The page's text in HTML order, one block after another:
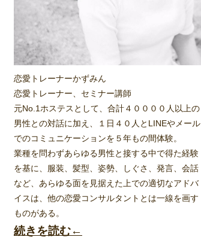
恋愛トレーナーかずみん
恋愛トレーナー、セミナー講師
元No.1ホステスとして、合計４００００人以上の
男性との対話に加え、１日４０人とLINEやメール
でのコミュニケーションを５年もの間体験。
業種を問わずあらゆる男性と接する中で得た経験
を基に、服装、髪型、姿勢、しぐさ、発言、会話
など、あらゆる面を見据えた上での適切なアドバ
イスは、他の恋愛コンサルタントとは一線を画す
ものがある。
続きを読む←